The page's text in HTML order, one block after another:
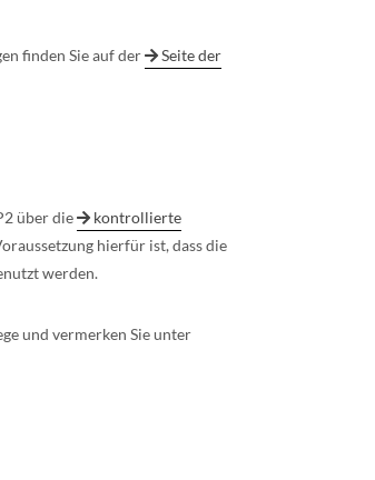
finden Sie auf der
Seite der
über die
kontrollierte
hierfür ist, dass die
werden.
und vermerken Sie unter